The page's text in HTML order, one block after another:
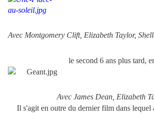
Avec Montgomery Clift, Elizabeth Taylor,
le second 6 ans plus tard,
Avec James Dean, Elizabeth
Il s'agit en outre du dernier film dans lequel